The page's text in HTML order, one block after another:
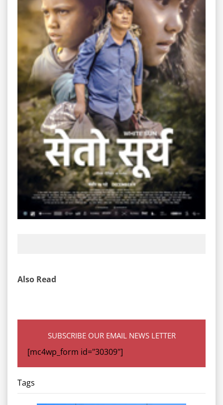
Also Read
SUBSCRIBE OUR EMAIL NEWS LETTER
[mc4wp_form id="30309"]
Tags